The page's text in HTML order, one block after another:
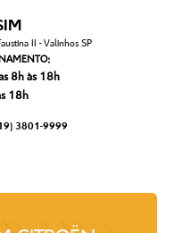
II - Valinhos SP
8h às 18h
18h
3801-9999